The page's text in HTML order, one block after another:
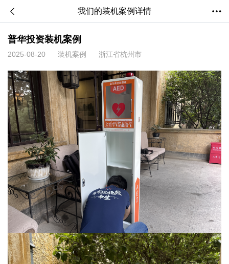
我们的装机案例详情
普华投资装机案例
2025-08-20 装机案例 浙江省杭州市